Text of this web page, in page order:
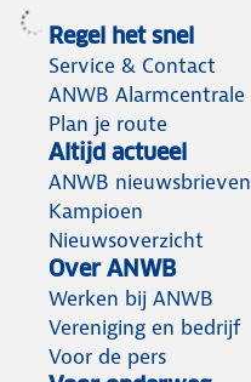
Regel het snel
Service & Contact
ANWB Alarmcentrale
Plan je route
Altijd actueel
ANWB nieuwsbrieven
Kampioen
Nieuwsoverzicht
Over ANWB
Werken bij ANWB
Vereniging en bedrijf
Voor de pers